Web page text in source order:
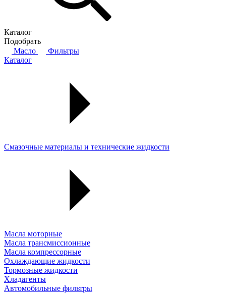
Каталог
Подобрать
Масло
Фильтры
Каталог
Смазочные материалы и технические жидкости
Масла моторные
Масла трансмиссионные
Масла компрессорные
Охлаждающие жидкости
Тормозные жидкости
Хладагенты
Автомобильные фильтры